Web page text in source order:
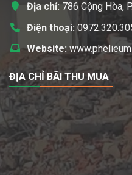
Địa chỉ: 786 Cộng Hòa,
Điện thoại:
Website:
ĐỊA CHỈ BÃI THU MUA